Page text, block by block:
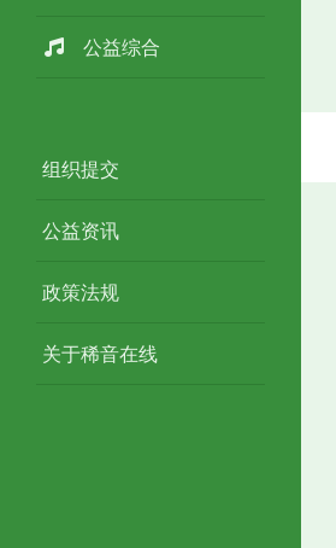
公益综合
组织提交
公益资讯
政策法规
关于稀音在线